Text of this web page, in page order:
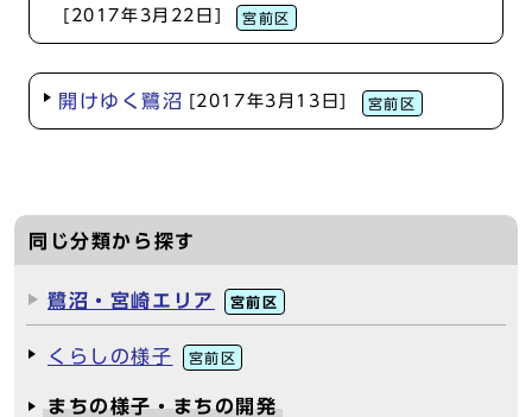
[2017年3月22日] 宮前区
開けゆく鷺沼 [2017年3月13日] 宮前区
同じ分類から探す
鷺沼・宮崎エリア 宮前区
くらしの様子 宮前区
まちの様子・まちの開発